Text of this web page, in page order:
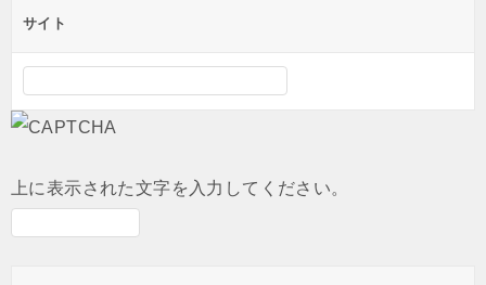
サイト
上に表示された文字を入力してください。